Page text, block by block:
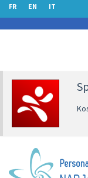
FR EN IT